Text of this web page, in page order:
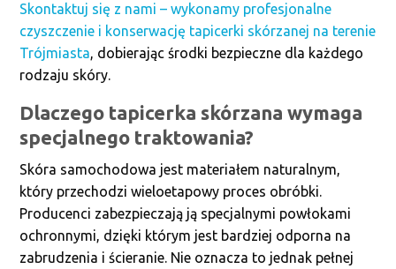
Skontaktuj się z nami – wykonamy profesjonalne
czyszczenie i konserwację tapicerki skórzanej na terenie
Trójmiasta, dobierając środki bezpieczne dla każdego
rodzaju skóry.
Dlaczego tapicerka skórzana wymaga
specjalnego traktowania?
Skóra samochodowa jest materiałem naturalnym,
który przechodzi wieloetapowy proces obróbki.
Producenci zabezpieczają ją specjalnymi powłokami
ochronnymi, dzięki którym jest bardziej odporna na
zabrudzenia i ścieranie. Nie oznacza to jednak pełnej